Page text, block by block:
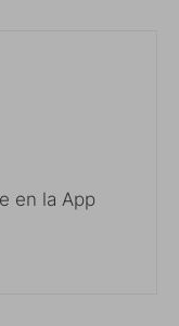
en la App